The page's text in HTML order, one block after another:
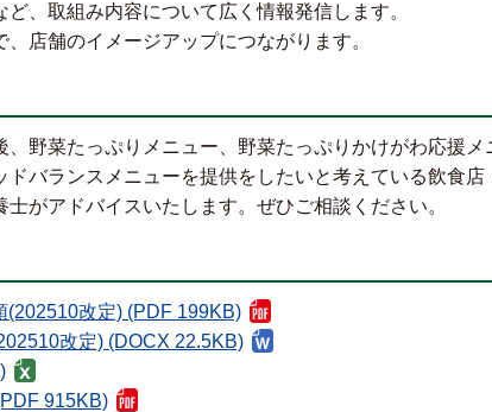
、取組み内容について広く情報発信します。
店舗のイメージアップにつながります。
野菜たっぷりメニュー、野菜たっぷりかけがわ応援メ
バランスメニューを提供をしたいと考えている飲食店
がアドバイスいたします。ぜひご相談ください。
(202510改定) (PDF 199KB)
改定) (DOCX 22.5KB)
915KB)